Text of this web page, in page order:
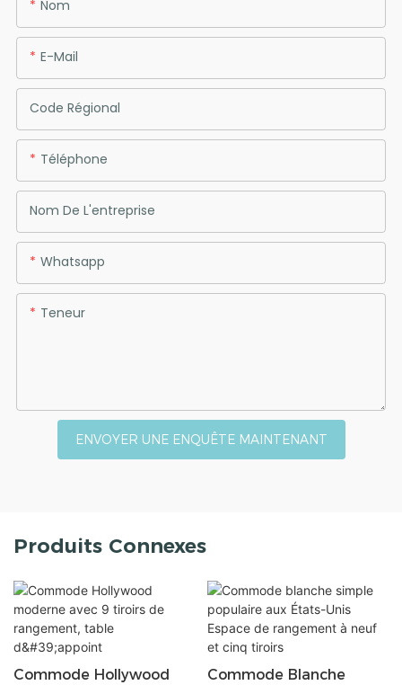
Nom
E-Mail
Code Régional
Téléphone
Nom De L'entreprise
Whatsapp
Teneur
ENVOYER UNE ENQUÊTE MAINTENANT
Produits Connexes
Commode Hollywood Commode Blanche